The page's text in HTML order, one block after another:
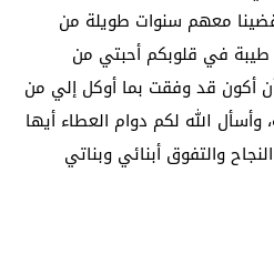
معهم سنوات طويلة من
طيبة في قلوبكم أحبتي من
أن أكون قد وفقت بما أوكل إلي من
الله لكم دوام العطاء أيها
والتفوق أبنائي وبناتي